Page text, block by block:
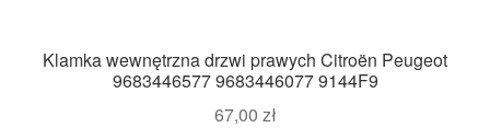
Klamka wewnętrzna drzwi prawych Citroën Peugeot
9683446577 9683446077 9144F9
67,00 zł